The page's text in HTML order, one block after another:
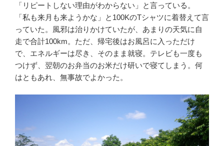
「リピートしない理由がわからない」と言っている。
「私も来月も来ようかな」と100KのTシャツに着替えて言
っていた。風邪は治りかけていたが、あまりの天気に自
走で合計100km。ただ、帰宅後はお風呂に入っただけ
で、エネルギーは尽き、そのまま就寝。テレビも一度も
つけず、翌朝のお弁当のお米だけ研いで寝てしまう。何
はともあれ、無事故でよかった。